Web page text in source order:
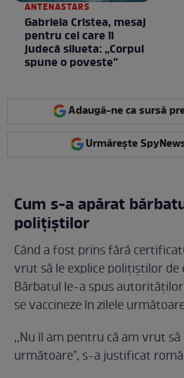
ANTENASTARS
Gabriela Cristea, mesaj
pentru cei care îi
judecă silueta: „Corpul
spune o poveste”
Adaugă-ne ca sursă
Urmărește
Cum s-a apărat
polițiștilor
Când a fost prins fără
vrut să le explice polițiștilor de
Bărbatul le-a spus autorităților
se vaccineze în zilele
,,Nu îl am pentru că am vrut
următoare", s-a justificat